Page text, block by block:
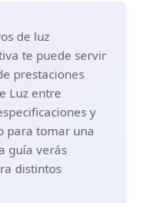
durante tus
videollamadas.
TRANSPORTE
en su clase!
tela resistente
tanto el aro
Mantén
en viajes,
para
espacio.
de luz
te puede servir
prestaciones
Luz entre
y
para tomar una
guía verás
distintos